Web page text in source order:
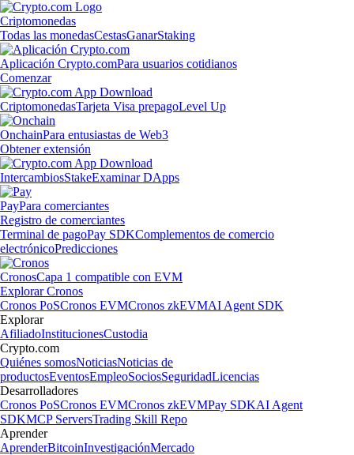
Criptomonedas
Todas las monedasCestasGanarStaking
Aplicación Crypto.comPara usuarios cotidianos
Comenzar
CriptomonedasTarjeta Visa prepagoLevel Up
OnchainPara entusiastas de Web3
Obtener extensión
IntercambiosStakeExaminar DApps
PayPara comerciantes
Registro de comerciantes
Terminal de pagoPay SDKComplementos de comercio
electrónicoPredicciones
CronosCapa 1 compatible con EVM
Explorar Cronos
Cronos PoSCronos EVMCronos zkEVMAI Agent SDK
Explorar
AfiliadoInstitucionesCustodia
Crypto.com
Quiénes somosNoticiasNoticias de
productosEventosEmpleoSociosSeguridadLicencias
Desarrolladores
Cronos PoSCronos EVMCronos zkEVMPay SDKAI Agent
SDKMCP ServersTrading Skill Repo
Aprender
AprenderBitcoinInvestigaciónMercado